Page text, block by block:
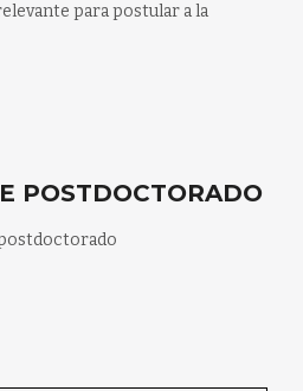
para postular a la
POSTDOCTORADO